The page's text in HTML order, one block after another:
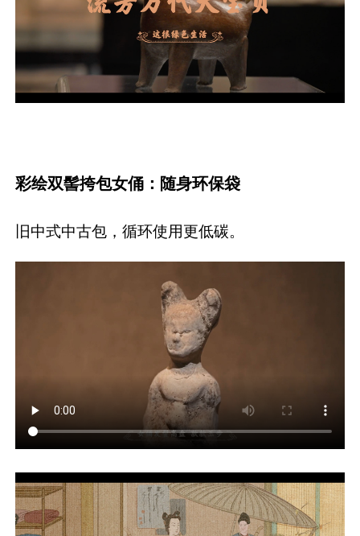
彩绘双髻挎包女俑：随身环保袋
旧中式中古包，循环使用更低碳。